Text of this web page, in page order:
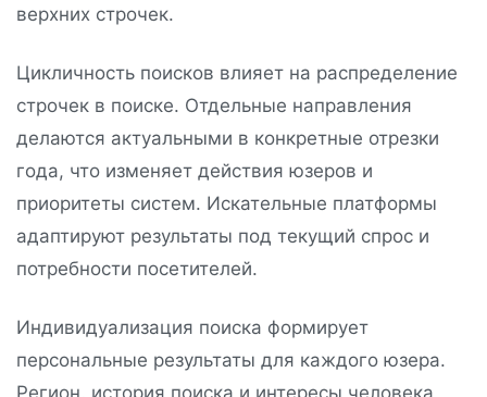
верхних строчек.
Цикличность поисков влияет на распределение
строчек в поиске. Отдельные направления
делаются актуальными в конкретные отрезки
года, что изменяет действия юзеров и
приоритеты систем. Искательные платформы
адаптируют результаты под текущий спрос и
потребности посетителей.
Индивидуализация поиска формирует
персональные результаты для каждого юзера.